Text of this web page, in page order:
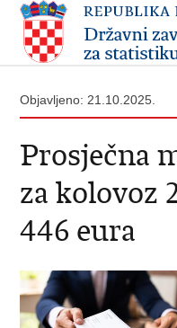
Objavljeno: 21.10.2025.
Prosječna
za kolovoz
446 eura